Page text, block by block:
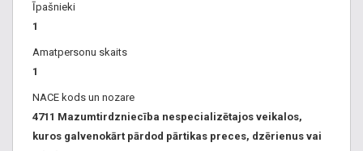
Īpašnieki
1
Amatpersonu skaits
1
NACE kods un nozare
4711 Mazumtirdzniecība nespecializētajos veikalos,
kuros galvenokārt pārdod pārtikas preces, dzērienus vai